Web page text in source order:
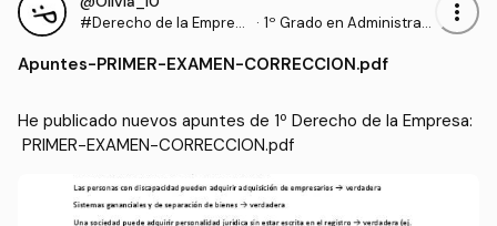
#Derecho de la Empres
· 1º Grado en Administraci
sas (UPV)
more_vert
Apuntes-PRIMER-EXAMEN-CORRECCION.pdf
He publicado nuevos apuntes de 1º Derecho de la Empresa:
PRIMER-EXAMEN-CORRECCION.pdf